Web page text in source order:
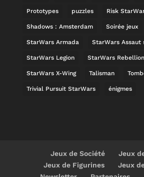
Prototypes puzzles Risk
Shadows : Amsterdam Soirée jeux
StarWars Armada StarWars Assaut
StarWars Legion StarWars Rebellion
StarWars X-Wing Talisman
Trivial Pursuit StarWars énigmes
Jeux de Société
Jeux
Jeux de Figurines
Jeux